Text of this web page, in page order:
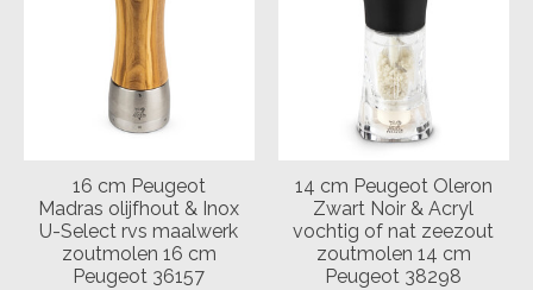
16 cm Peugeot
Madras olijfhout & Inox
U-Select rvs maalwerk
zoutmolen 16 cm
Peugeot 36157
14 cm Peugeot Oleron
Zwart Noir & Acryl
vochtig of nat zeezout
zoutmolen 14 cm
Peugeot 38298